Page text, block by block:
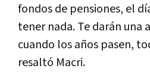
fondos de pensiones, el
tener nada. Te darán una
cuando los años pasen,
resaltó Macri.